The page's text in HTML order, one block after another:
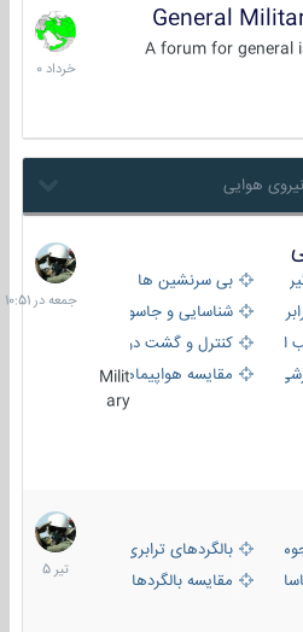
General
A forum for
10
خرداد
1400
بی سرنشین ها
شناسایی و جاسوسی
کنترل و گشت دریایی
مقایسه هواپیماهاMilit
ary
جمعه
در
10:51
بالگردهای ترابری
مقایسه بالگردها
22
تیر
1405